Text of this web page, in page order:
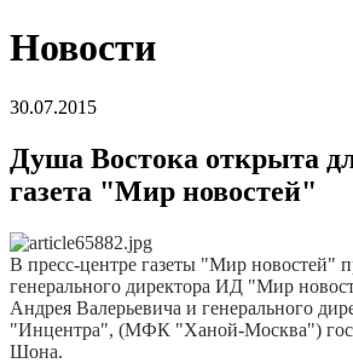
Новости
30.07.2015
Душа Востока открыта
газета "Мир новостей"
В пресс-центре газеты "Мир новостей"
генерального директора ИД "Мир
Андрея Валерьевича и генерального
"Инцентра", (МФК "Ханой-Москва")
Шона.